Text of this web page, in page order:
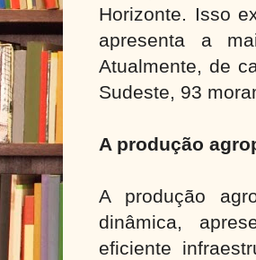
Horizonte. Isso
apresenta a
Atualmente, de
Sudeste, 93
A produção
A produção
dinâmica,
eficiente